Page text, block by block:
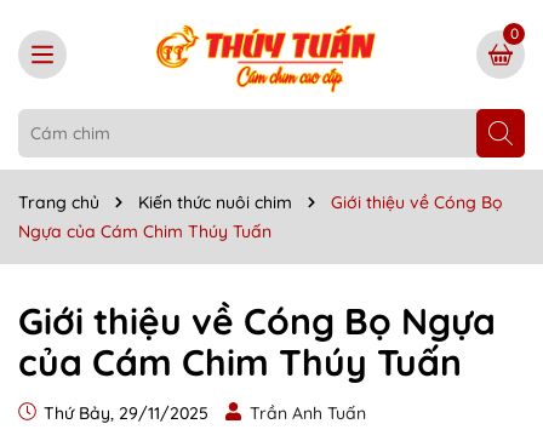
0
Trang chủ Kiến thức nuôi chim
Giới thiệu về Cóng Bọ
Ngựa của Cám Chim Thúy Tuấn
Giới thiệu về Cóng Bọ Ngựa
của Cám Chim Thúy Tuấn
Thứ Bảy, 29/11/2025 Trần Anh Tuấn